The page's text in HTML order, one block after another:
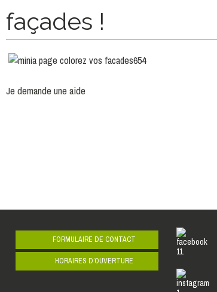
façades !
Je demande une aide
FORMULAIRE DE CONTACT
HORAIRES D’OUVERTURE